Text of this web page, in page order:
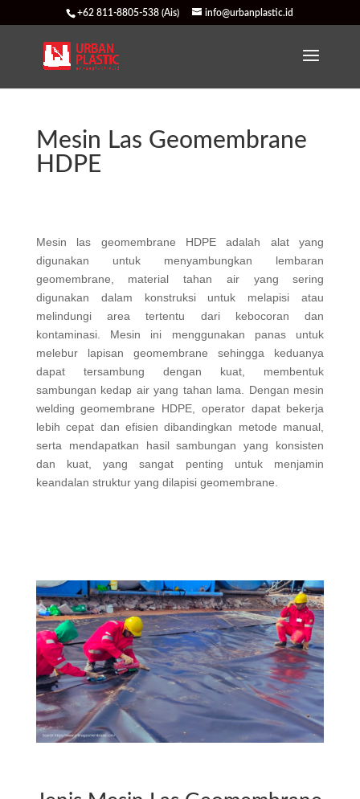
+62 811-8805-538 (Ais) info@urbanplastic.id
Mesin Las Geomembrane
HDPE
Mesin las geomembrane HDPE adalah alat yang
digunakan untuk menyambungkan lembaran
geomembrane, material tahan air yang sering
digunakan dalam konstruksi untuk melapisi atau
melindungi area tertentu dari kebocoran dan
kontaminasi. Mesin ini menggunakan panas untuk
melebur lapisan geomembrane sehingga keduanya
dapat tersambung dengan kuat, membentuk
sambungan kedap air yang tahan lama. Dengan mesin
welding geomembrane HDPE, operator dapat bekerja
lebih cepat dan efisien dibandingkan metode manual,
serta mendapatkan hasil sambungan yang konsisten
dan kuat, yang sangat penting untuk menjamin
keandalan struktur yang dilapisi geomembrane.